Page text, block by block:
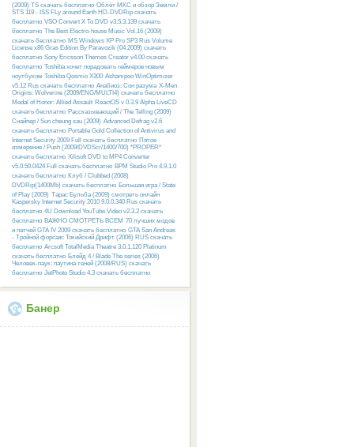
(2009) TS скачать бесплатно Облёт МКС и обзор Земли /
STS 119 - ISS FLy around Earth HD-DVDRip скачать
бесплатно VSO Convert X To DVD v3.5.3.139 скачать
бесплатно The Best Electro-house Music Vol.16 (2009)
скачать бесплатно MS Windows XP Pro SP3 Rus Volume
License x86 Gras Edition By Paravozik (04.2009) скачать
бесплатно Sony Ericsson Themes Creator v4.00 скачать
бесплатно Toshiba хочет порадовать геймеров новым
ноутбуком Toshiba Qosmio X300 Ashampoo WinOptimizer
v5.12 Rus скачать бесплатно Анабиоз: Сон разума X-Men
Origins: Wolverine (2009/ENG/MULTI4) скачать бесплатно
Medal of Honor: Allied Assault ReactOS v 0.3.9 Alpha LiveCD
скачать бесплатно Рассказывающий / The Telling (2009)
Снайпер / Sun cheung sau (2009) Advanced Defrag v2.6
скачать бесплатно Portable Gold Collection of Antivirus and
Internet Security 2009 Full скачать бесплатно Пятое
измерение / Push (2009/DVDScr/1400/700) *PROPER*
скачать бесплатно Xilisoft DVD to MP4 Converter
v5.0.50.0424 Full скачать бесплатно BPM Studio Pro 4.9.1.0
скачать бесплатно Клуб / Clubbed (2008)
DVDRip(1400Mb) скачать бесплатно Большая игра / State
of Play (2009) Тарас Бульба (2009) смотреть онлайн
Kaspersky Internet Security 2010 9.0.0.340 Rus скачать
бесплатно 4U Download YouTube Video v2.3.2 скачать
бесплатно ВАЖНО СМОТРЕТЬ ВСЕМ 70 лучших модов
и патчей GTA IV 2009 скачать бесплатно GTA San Andreas
- Тройной форсаж: Токийский Дрифт (2006) RUS скачать
бесплатно Arcsoft TotalMedia Theatre 3.0.1.120 Platinum
скачать бесплатно Блейд 4 / Blade The series (2006)
Человек-паук: паутина теней (2008/RUS) скачать
бесплатно JetPhoto Studio 4.3 скачать бесплатно
Банер